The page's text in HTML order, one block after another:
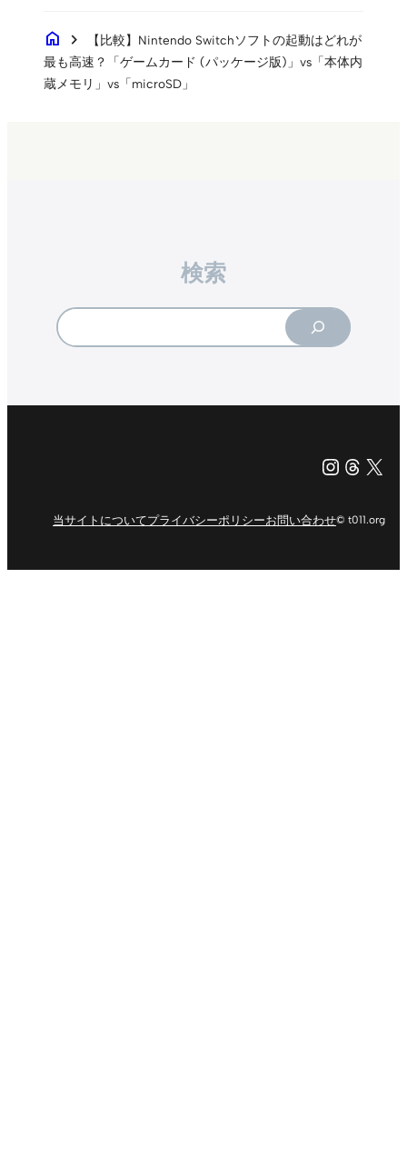
home chevron_right
【比較】Nintendo Switchソフトの起動はどれが
最も高速？「ゲームカード (パッケージ版)」vs「本体内
蔵メモリ」vs「microSD」
検索
X（旧
当サイトについてプライバシーポリシーお問い合わせ© t011.org